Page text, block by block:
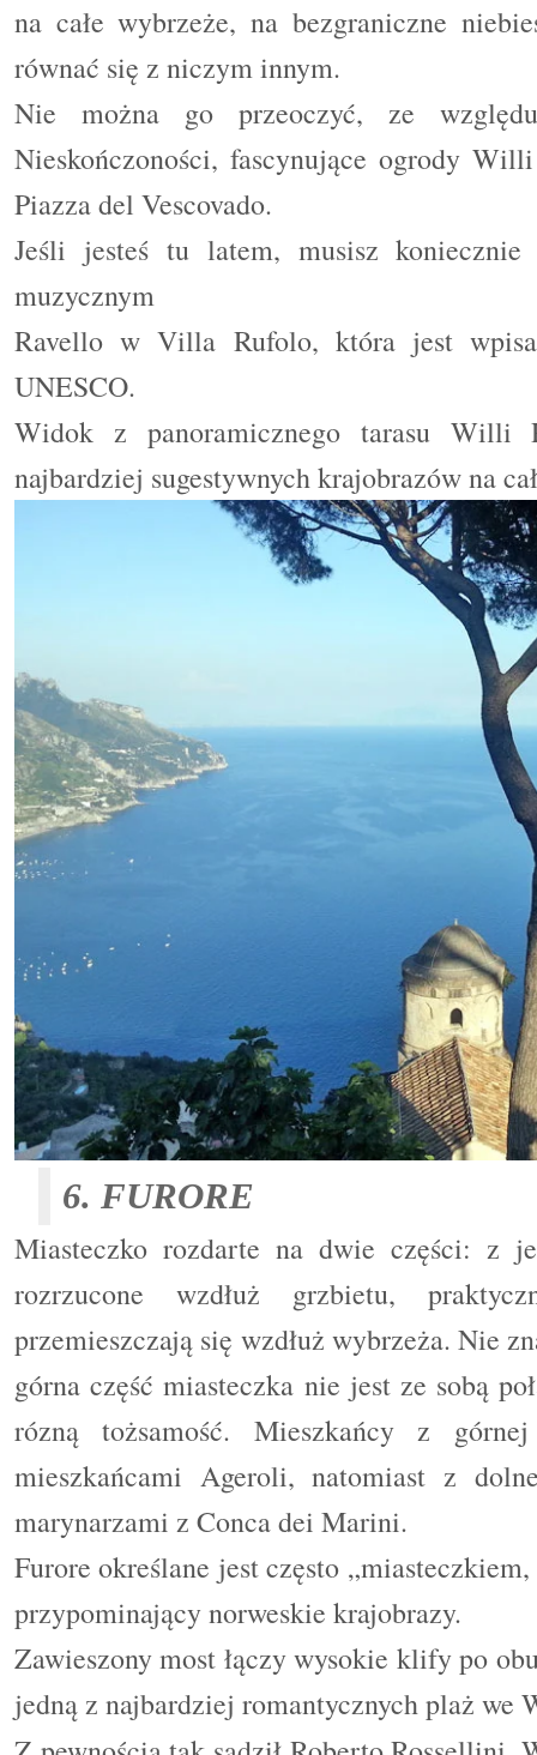
na całe wybrzeże, na bezgraniczne
równać się z niczym innym.
Nie można go przeoczyć, ze
Nieskończoności, fascynujące ogrody
Piazza del Vescovado.
Jeśli jesteś tu latem, musisz
muzycznym
Ravello w Villa Rufolo, która jest
UNESCO.
Widok z panoramicznego tarasu
najbardziej sugestywnych krajobrazów na
6. FURORE
Miasteczko rozdarte na dwie części: z
rozrzucone wzdłuż grzbietu,
przemieszczają się wzdłuż wybrzeża. Nie
górna część miasteczka nie jest ze sobą
rózną tożsamość. Mieszkańcy z
mieszkańcami Ageroli, natomiast z
marynarzami z Conca dei Marini.
Furore określane jest często
przypominający norweskie krajobrazy.
Zawieszony most łączy wysokie klify po
jedną z najbardziej romantycznych plaż we